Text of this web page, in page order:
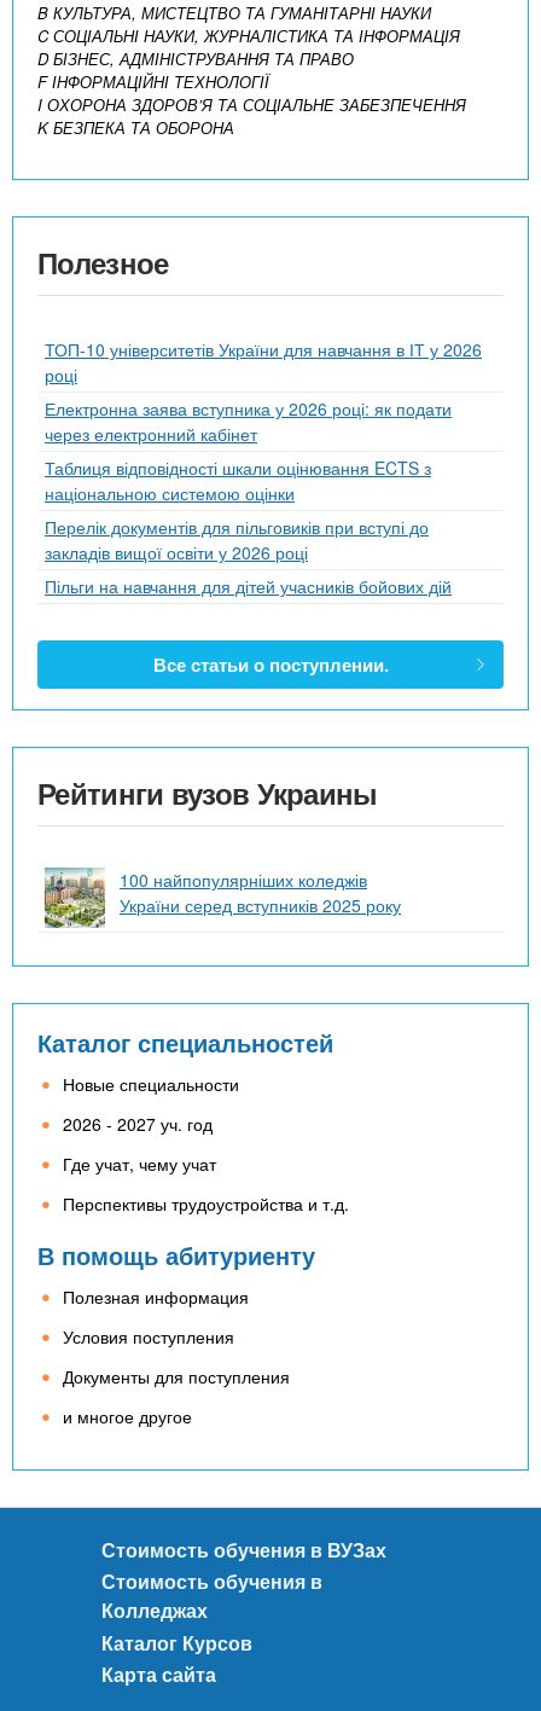
B КУЛЬТУРА, МИСТЕЦТВО ТА ГУМАНІТАРНІ НАУКИ
C СОЦІАЛЬНІ НАУКИ, ЖУРНАЛІСТИКА ТА ІНФОРМАЦІЯ
D БІЗНЕС, АДМІНІСТРУВАННЯ ТА ПРАВО
F ІНФОРМАЦІЙНІ ТЕХНОЛОГІЇ
I ОХОРОНА ЗДОРОВ’Я ТА СОЦІАЛЬНЕ ЗАБЕЗПЕЧЕННЯ
K БЕЗПЕКА ТА ОБОРОНА
Полезное
ТОП-10 університетів України для навчання в ІТ у 2026
році
Електронна заява вступника у 2026 році: як подати
через електронний кабінет
Таблиця відповідності шкали оцінювання ECTS з
національною системою оцінки
Перелік документів для пільговиків при вступі до
закладів вищої освіти у 2026 році
Пільги на навчання для дітей учасників бойових дій
Все статьи о поступлении.
Рейтинги вузов Украины
100 найпопулярніших коледжів
України серед вступників 2025 року
Каталог специальностей
Новые специальности
2026 - 2027 уч. год
Где учат, чему учат
Перспективы трудоустройства и т.д.
В помощь абитуриенту
Полезная информация
Условия поступления
Документы для поступления
и многое другое
Стоимость обучения в ВУЗах
Стоимость обучения в
Колледжах
Каталог Курсов
Карта сайта